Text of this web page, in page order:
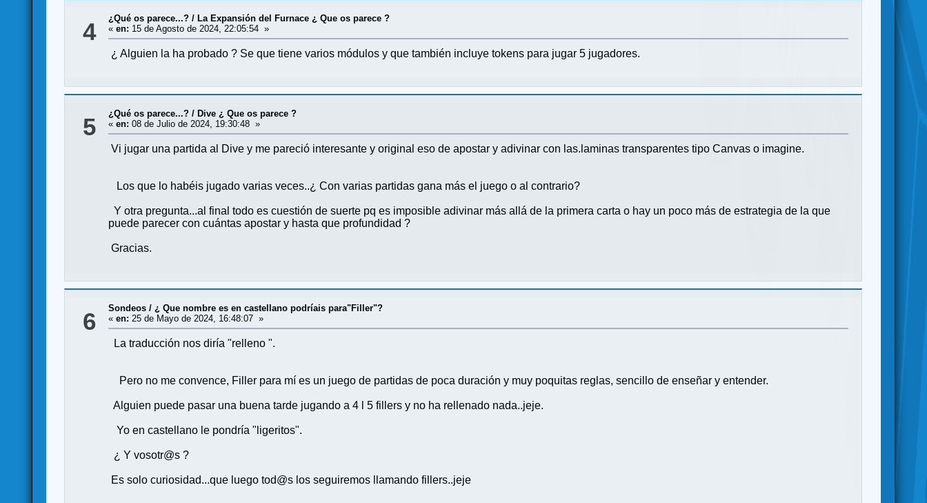
4 ¿Qué os parece...? / La Expansión del Furnace ¿ Que os parece ?
«en: 15 de Agosto de 2024, 22:05:54 »
¿ Alguien la ha probado ? Se que tiene varios módulos y que también incluye tokens para jugar 5 jugadores.
5 ¿Qué os parece...? / Dive ¿ Que os parece ?
«en: 08 de Julio de 2024, 19:30:48 »
Vi jugar una partida al Dive y me pareció interesante y original eso de apostar y adivinar con las.laminas transparentes tipo Canvas o imagine.
Los que lo habéis jugado varias veces..¿ Con varias partidas gana más el juego o al contrario?
Y otra pregunta...al final todo es cuestión de suerte pq es imposible adivinar más allá de la primera carta o hay un poco más de estrategia de la que
puede parecer con cuántas apostar y hasta que profundidad ?
Gracias.
6 Sondeos /¿ Que nombre es en castellano podríais para"Filler"?
«en: 25 de Mayo de 2024, 16:48:07 »
La traducción nos diría "relleno ".
Pero no me convence, Filler para mí es un juego de partidas de poca duración y muy poquitas reglas, sencillo de enseñar y entender.
Alguien puede pasar una buena tarde jugando a 4 l 5 fillers y no ha rellenado nada..jeje.
Yo en castellano le pondría "ligeritos".
¿ Y vosotr@s ?
Es solo curiosidad...que luego tod@s los seguiremos llamando fillers..jeje